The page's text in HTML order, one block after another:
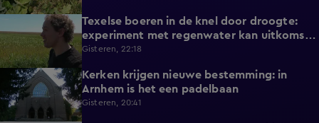
Texelse boeren in de knel door droogte:
experiment met regenwater kan uitkomst
bieden
Gisteren, 22:18
1:08
Kerken krijgen nieuwe bestemming: in
Arnhem is het een padelbaan
Gisteren, 20:41